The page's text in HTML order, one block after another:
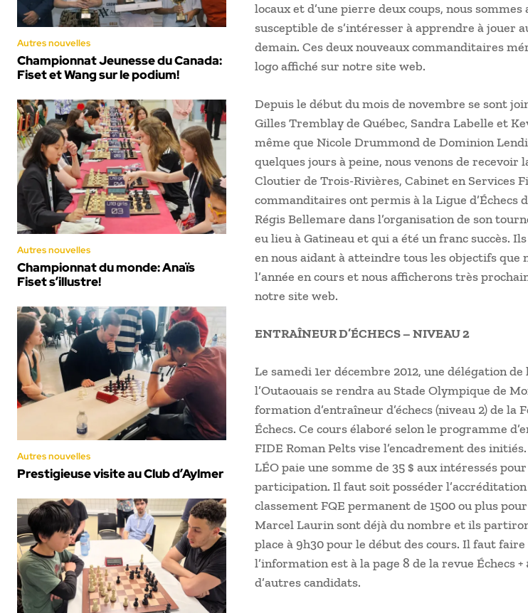
Autres nouvelles
Championnat Jeunesse du Canada:
Fiset et Wang sur le podium!
Autres nouvelles
Championnat du monde: Anaïs
Fiset s’illustre!
Autres nouvelles
Prestigieuse visite au Club d’Aylmer
locaux et d’une pierre deux coups, nous
susceptible de s’intéresser à apprendre à jouer
demain. Ces deux nouveaux commanditaires
logo affiché sur notre site web.
Depuis le début du mois de novembre se sont
Gilles Tremblay de Québec, Sandra Labelle et
même que Nicole Drummond de Dominion
quelques jours à peine, nous venons de recevoir
Cloutier de Trois-Rivières, Cabinet en Services
commanditaires ont permis à la Ligue d’Échecs
Régis Bellemare dans l’organisation de son
eu lieu à Gatineau et qui a été un franc succès.
en nous aidant à atteindre tous les objectifs que
l’année en cours et nous afficherons très
notre site web.
ENTRAÎNEUR D’ÉCHECS – NIVEAU 2
Le samedi 1er décembre 2012, une délégation de
l’Outaouais se rendra au Stade Olympique de
formation d’entraîneur d’échecs (niveau 2) de la
Échecs. Ce cours élaboré selon le programme
FIDE Roman Pelts vise l’encadrement des
LÉO paie une somme de 35 $ aux intéressés
participation. Il faut soit posséder l’accréditation
classement FQE permanent de 1500 ou plus
Marcel Laurin sont déjà du nombre et ils
place à 9h30 pour le début des cours. Il faut
l’information est à la page 8 de la revue Échecs
d’autres candidats.